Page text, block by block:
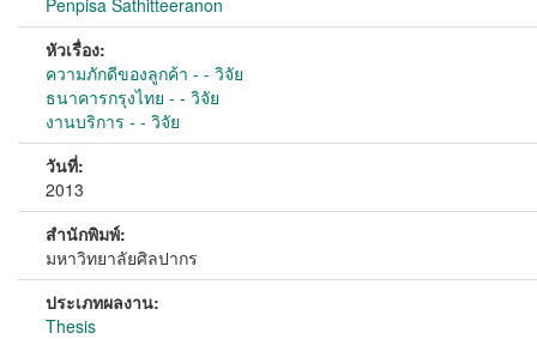
Penpisa Sathitteeranon
หัวเรื่อง:
ความภักดีของลูกค้า - - วิจัย
ธนาคารกรุงไทย - - วิจัย
งานบริการ - - วิจัย
วันที่:
2013
สำนักพิมพ์:
มหาวิทยาลัยศิลปากร
ประเภทผลงาน:
Thesis